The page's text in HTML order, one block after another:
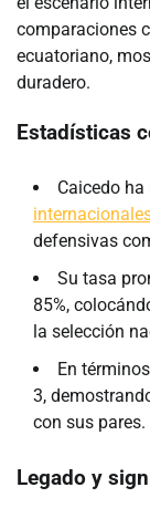
comparaciones
ecuatoriano,
duradero.
Estadísticas
Caicedo
defensivas
Su tasa
85%,
la selección
En
3,
con sus pares.
Legado y